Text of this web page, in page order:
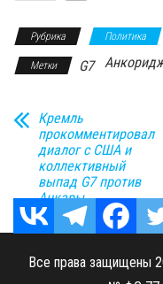
Рубрика Политика
Метки G7
Кремль
прокомментировал
диалог с США и
коллективный
выпад G7 против
Анкары
Все права защищены